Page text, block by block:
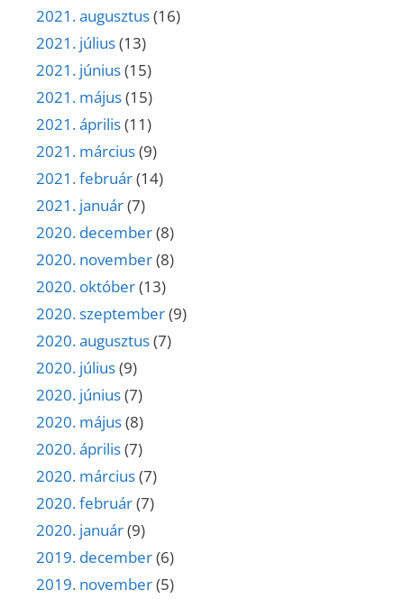
2021. augusztus(16)
2021. július(13)
2021. június(15)
2021. május(15)
2021. április(11)
2021. március(9)
2021. február(14)
2021. január(7)
2020. december(8)
2020. november(8)
2020. október(13)
2020. szeptember(9)
2020. augusztus(7)
2020. július(9)
2020. június(7)
2020. május(8)
2020. április(7)
2020. március(7)
2020. február(7)
2020. január(9)
2019. december(6)
2019. november(5)